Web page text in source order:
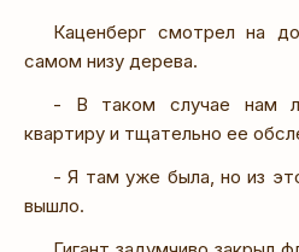
Каценберг смотрел на
самом низу дерева.
- В таком случае нам
квартиру и тщательно ее
- Я там уже была, но из
вышло.